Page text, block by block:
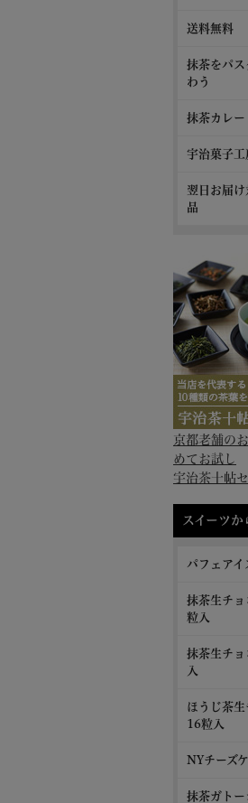
送料無料
抹茶をパス
わう
抹茶カレー
宇治菓子工
翌日お届け
品
京都老舗の
めてお試し
宇治茶十帖
スイーツか
パフェアイ
抹茶生チョ
粒入
抹茶生チョ
入
ほうじ茶生
16粒入
NYチーズ
抹茶ガトー